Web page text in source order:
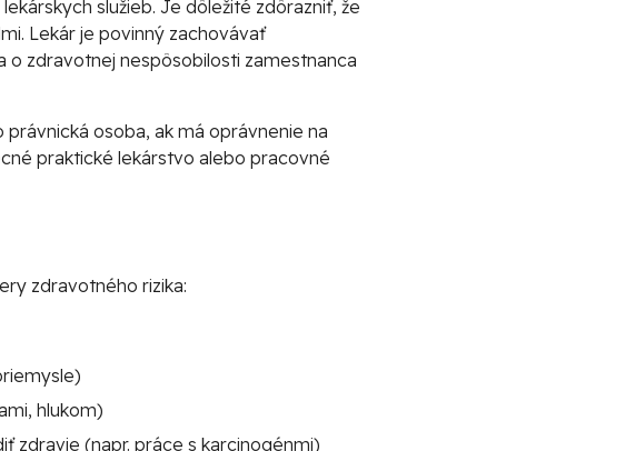
služieb. Je dôležité zdôrazniť, že
Lekár je povinný zachovávať
zdravotnej nespôsobilosti zamestnanca
osoba, ak má oprávnenie na
praktické lekárstvo alebo pracovné
zdravotného rizika:
hlukom)
zdravie (napr. práce s karcinogénmi)